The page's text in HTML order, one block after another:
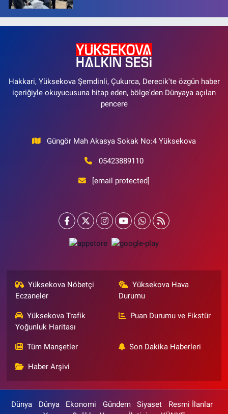
Hakkari, Yüksekova Şemdinli, Çukurca, Derecik'te özgün haber
içeriğiyle okuyucusuna hitap eden, bölge'den Dünyaya açılan
pencere
Güngör Mah Akasya Sokak No:4 Yüksekova
05423889110
[email protected]
Yüksekova Nöbetçi
Eczaneler
Yüksekova Hava
Durumu
Yüksekova Trafik
Yoğunluk Haritası
Puan Durumu ve Fikstür
Tüm Manşetler Son Dakika Haberleri
Haber Arşivi
Dünya Dünya Ekonomi Gündem Siyaset
Resmi İlanlar